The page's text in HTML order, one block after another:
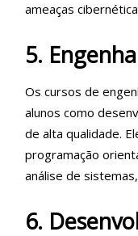
ameaças
5.
Os cursos de
alunos como
de alta qualidade.
programação
análise de
6.